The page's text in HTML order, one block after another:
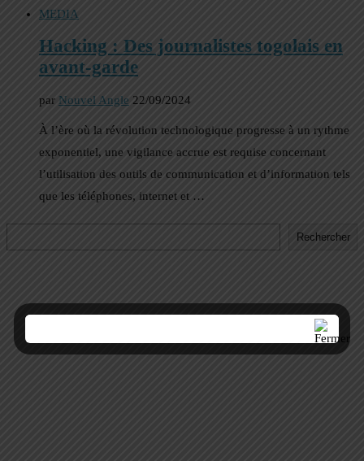
MEDIA
Hacking : Des journalistes togolais en
avant-garde
par Nouvel Angle 22/09/2024
À l’ère où la révolution technologique progresse à un rythme
exponentiel, une vigilance accrue est requise concernant
l’utilisation des outils de communication et d’information tels
que les téléphones, internet et …
Rechercher